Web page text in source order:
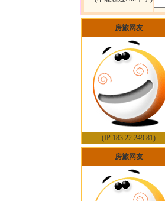
房旅网友
(IP:183.22.249.81)
房旅网友